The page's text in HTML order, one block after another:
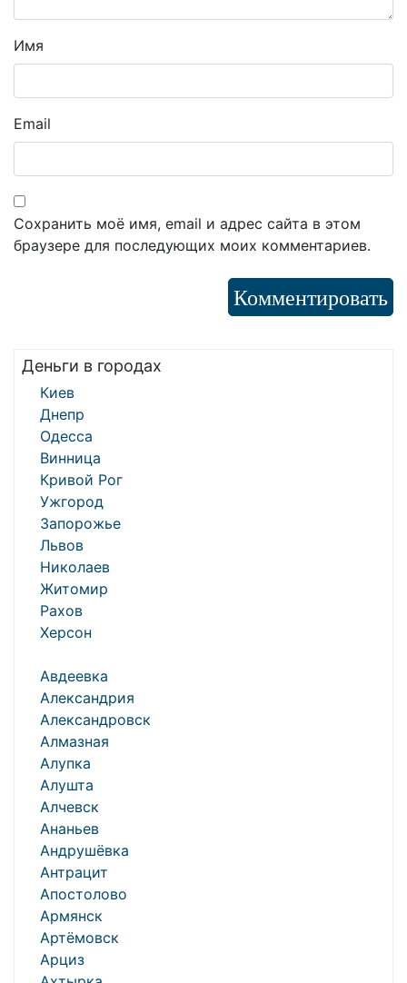
Имя
Email
Сохранить моё имя, email и адрес сайта в этом
браузере для последующих моих комментариев.
Деньги в городах
Киев
Днепр
Одесса
Винница
Кривой Рог
Ужгород
Запорожье
Львов
Николаев
Житомир
Рахов
Херсон
Авдеевка
Александрия
Александровск
Алмазная
Алупка
Алушта
Алчевск
Ананьев
Андрушёвка
Антрацит
Апостолово
Армянск
Артёмовск
Арциз